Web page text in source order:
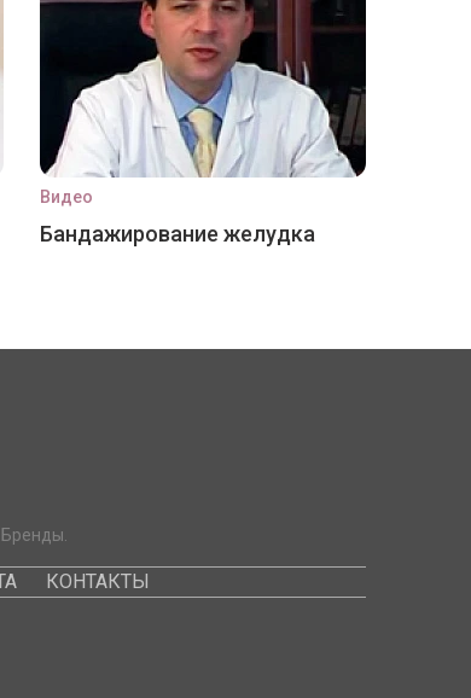
Видео
Бандажирование желудка
КОНТАКТЫ